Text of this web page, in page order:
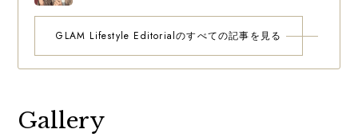
GLAM Lifestyle Editorialのすべての記事を見る
Gallery